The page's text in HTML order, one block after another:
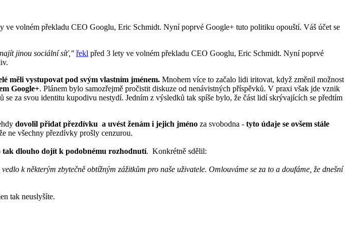
volném překladu CEO Googlu, Eric Schmidt. Nyní poprvé Google+ tuto politiku opouští. Váš účet se
najít jinou sociální síť," řekl před 3 lety ve volném překladu CEO Googlu, Eric Schmidt. Nyní poprvé
měli vystupovat pod svým vlastním jménem. Mnohem více to začalo lidi iritovat, když změnil možnost
Google+. Plánem bylo samozřejmě pročistit diskuze od nenávistných příspěvků. V praxi však jde vznik
za svou identitu kupodivu nestydí. Jedním z výsledků tak spíše bylo, že část lidí skrývajících se předtím
dovolil přidat přezdívku a uvést ženám i jejich jméno za svobodna - tyto údaje se ovšem stále
ne všechny přezdívky prošly cenzurou.
tak dlouho dojít k podobnému rozhodnutí. Konkrétně sdělil:
k některým zbytečně obtížným zážitkům pro naše uživatele. Omlouváme se za to a doufáme, že dnešní
tak neuslyšíte.